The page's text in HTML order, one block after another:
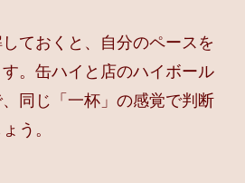
ておくと、自分のペースを
。缶ハイと店のハイボール
同じ「一杯」の感覚で判断
う。